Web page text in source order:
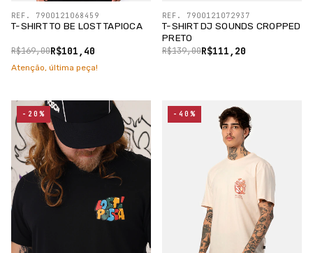
T-SHIRT TO BE LOST TAPIOCA
R$101,40
R$169,00
REF. 7900121068459
Atenção, última peça!
T-SHIRT DJ SOUNDS CROPPED
PRETO
R$111,20
R$139,00
REF. 7900121072937
-20% -40%